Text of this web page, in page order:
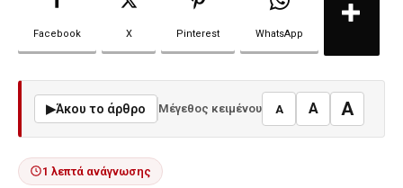
Facebook X Pinterest WhatsApp
▶Άκου το άρθρο Μέγεθος κειμένου A A A
1 λεπτά ανάγνωσης